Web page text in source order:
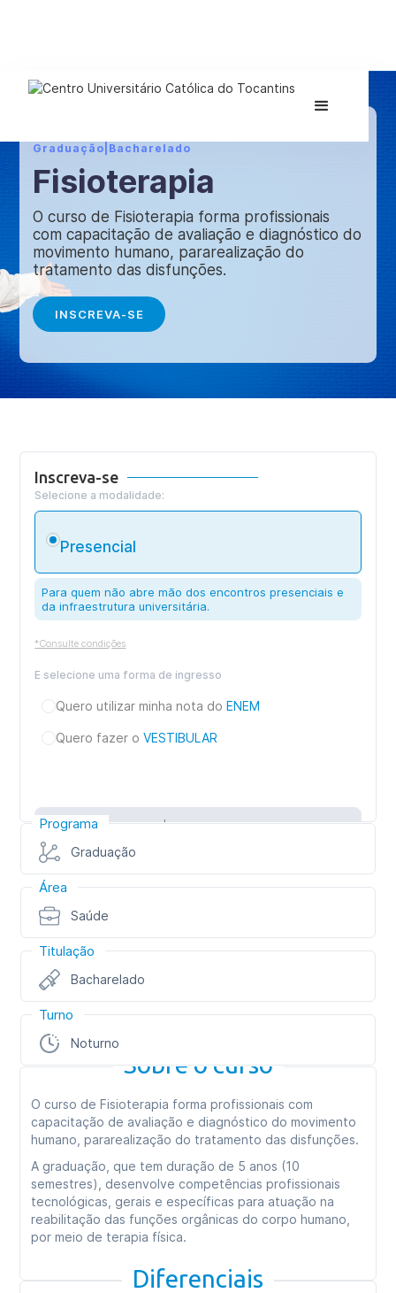
Graduação Bacharelado
Fisioterapia
O curso de Fisioterapia forma profissionais
com capacitação de avaliação e diagnóstico do
movimento humano, pararealização do
tratamento das disfunções.
INSCREVA-SE
Programa
Graduação
Área
Saúde
Titulação
Bacharelado
Turno
Noturno
Sobre o curso
O curso de Fisioterapia forma profissionais com
capacitação de avaliação e diagnóstico do movimento
humano, pararealização do tratamento das disfunções.
A graduação, que tem duração de 5 anos (10
semestres), desenvolve competências profissionais
tecnológicas, gerais e específicas para atuação na
reabilitação das funções orgânicas do corpo humano,
por meio de terapia física.
Diferenciais
Inscreva-se
Selecione a modalidade:
Presencial
Para quem não abre mão dos encontros presenciais e
da infraestrutura universitária.
*Consulte condições
E selecione uma forma de ingresso
Quero utilizar minha nota doENEM
Quero fazer oVESTIBULAR
Inscreva-se